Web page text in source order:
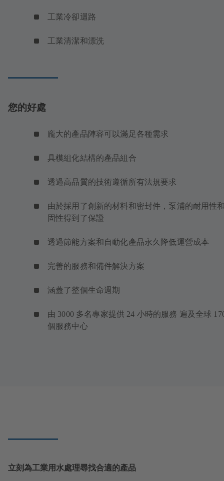
工業冷卻迴路
工業清潔和漂洗
您的好處
龐大的產品陣容可以滿足各種需求
具模組化結構的產品組合
透過高品質的技術遵循所有法規要求
由於採用了創新的材料和密封件，泵浦的耐用性
固性得到了保證
透過節能方案和自動化產品永久降低運營成本
完善的服務和備件解決方案
涵蓋了整個生命週期
由 3000 多名專家提供 24 小時的服務 遍及全球
個服務中心
立刻為工業用水處理尋找合適的產品